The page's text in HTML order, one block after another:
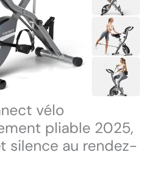
vélo
pliable 2025,
silence au rendez-